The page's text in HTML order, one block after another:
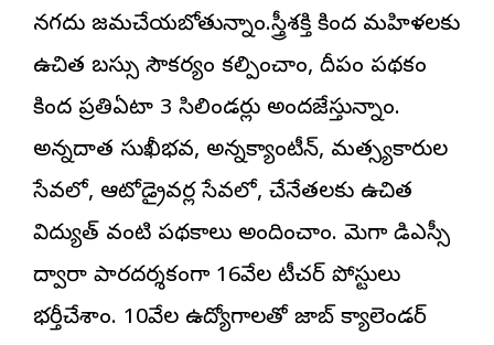
నగదు జమచేయబోతున్నాం.స్త్రీశక్తి కింద మహిళలకు
ఉచిత బస్సు సౌకర్యం కల్పించాం, దీపం పథకం
కింద ప్రతిఏటా 3 సిలిండర్లు అందజేస్తున్నాం.
అన్నదాత సుఖీభవ, అన్నక్యాంటీన్, మత్స్యకారుల
సేవలో, ఆటోడ్రైవర్ల సేవలో, చేనేతలకు ఉచిత
విద్యుత్ వంటి పథకాలు అందించాం. మెగా డిఎస్సీ
ద్వారా పారదర్శకంగా 16వేల టీచర్ పోస్టులు
భర్తీచేశాం. 10వేల ఉద్యోగాలతో జాబ్ క్యాలెండర్